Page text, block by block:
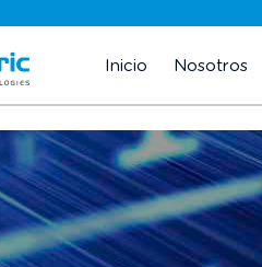
Inicio Nosotros